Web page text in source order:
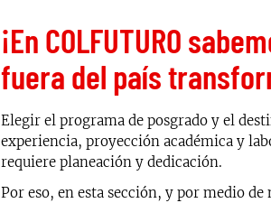
¡En COLFUTURO
fuera del país
Elegir el programa de posgrado y el
experiencia, proyección académica y
requiere planeación y dedicación.
Por eso, en esta sección, y por medio